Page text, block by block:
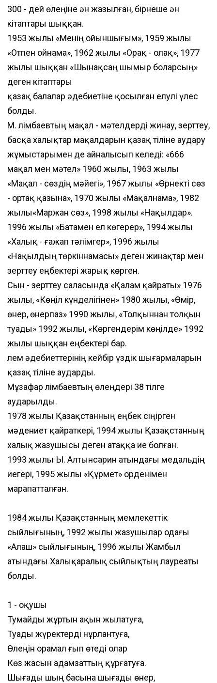
300 - дей өлеңіне ән жазылған, бірнеше ән
кітаптары шыққан.
1953 жылы «Менің ойыншығым», 1959 жылы
«Отпен ойнама», 1962 жылы «Орақ - олақ», 1977
жылы шыққан «Шынақсаң шымыр боларсың»
деген кітаптары
қазақ балалар әдебиетіне қосылған елулі үлес
болды.
М. Әлімбаевтың мақал - мәтелдерді жинау, зерттеу,
басқа халықтар мақалдарын қазақ тіліне аудару
жұмыстарымен де айналысып келеді: «666
мақал мен мәтел» 1960 жылы, 1963 жылы
«Мақал - сөздің мәйегі», 1967 жылы «Өрнекті сөз
- ортақ қазына», 1970 жылы «Мақалнама», 1982
жылы«Маржан сөз», 1998 жылы «Нақылдар».
1996 жылы «Батамен ел көгерер», 1994 жылы
«Халық - ғажап тәлімгер», 1996 жылы
«Нақылдың төркіннамасы» деген жинақтар мен
зерттеу еңбектері жарық көрген.
Сын - зерттеу саласында «Қалам қайраты» 1976
жылы, «Көңіл күнделігінен» 1980 жылы, «Өмір,
өнер, өнерпаз» 1990 жылы, «Толқыннан толқын
туады» 1992 жылы, «Көргендерім көңілде» 1992
жылы шыққан еңбектері бар.
Әлем әдебиеттерінің кейбір үздік шығармаларын
қазақ тіліне аударды.
Мұзафар Әлімбаевтың өлеңдері 38 тілге
аударылды.
1978 жылы Қазақстанның еңбек сіңірген
мәдениет қайраткері, 1994 жылы Қазақстанның
халық жазушысы деген атаққа ие болған.
1993 жылы Ы. Алтынсарин атындағы медальдің
иегері, 1995 жылы «Құрмет» орденімен
марапатталған.
1984 жылы Қазақстанның мемлекеттік
сыйлығының, 1992 жылы жазушылар одағы
«Алаш» сыйлығының, 1996 жылы Жамбыл
атындағы Халықаралық сыйлықтың лауреаты
болды.
1 - оқушы
Тумайды жұртын ақын жылатуға,
Туады жүректерді нұрлантуға,
Өлеңін орамал ғып өтеді олар
Көз жасын адамзаттың құрғатуға.
Шығады шың басына шығады өнер,